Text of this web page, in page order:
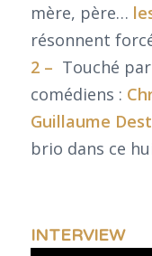
mère, père…
résonnent
2 – Touché
comédiens :
Guillaume
brio dans ce
INTERVIEW